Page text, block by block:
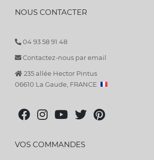
NOUS CONTACTER
04 93 58 91 48
Contactez-nous par email
235 allée Hector Pintus
06610 La Gaude, FRANCE
VOS COMMANDES